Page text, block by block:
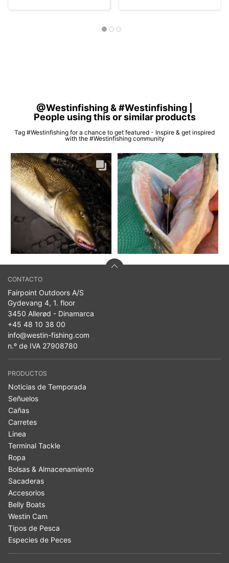
@Westinfishing & #Westinfishing |
People using this or similar products
Tag #Westinfishing for a chance to get featured - Inspire & get inspired
with the #Westinfishing community
CONTACTO
Fairpoint Outdoors A/S
Gydevang 4, 1. floor
3450 Allerød - Dinamarca
+45 48 10 38 00
info@westin-fishing.com
n.º de IVA 27908780
PRODUCTOS
Noticias de Temporada
Señuelos
Cañas
Carretes
Linea
Terminal Tackle
Ropa
Bolsas & Almacenamiento
Sacaderas
Accesorios
Belly Boats
Westin Cam
Tipos de Pesca
Especies de Peces